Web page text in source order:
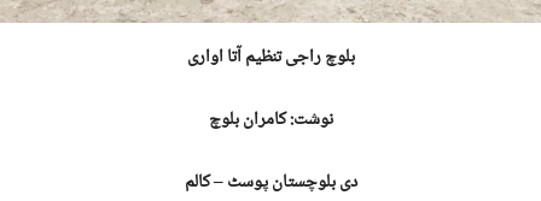
بلوچ راجی تنظیم آتا اواری
نوشت: کامران بلوچ
دی بلوچستان پوسٹ – کالم